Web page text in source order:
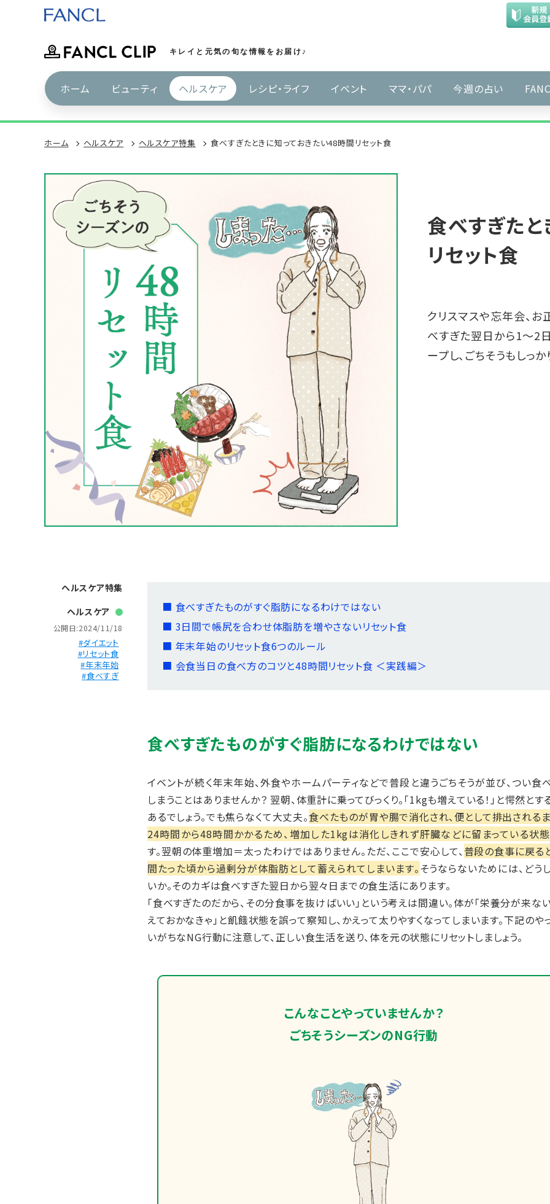
キレイと元気の旬な情報をお届け♪
ホーム ビューティ ヘルスケア レシピ・ライフ イベント ママ・パパ 今週の占い
ホーム ヘルスケア ヘルスケア特集 食べすぎたときに知っておきたい48時間リセット食
食べすぎた
リセット食
クリスマスや忘年会、
べすぎた翌日から1〜2
ープし、ごちそうもしっか
ヘルスケア特集
ヘルスケア
公開日:2024/11/18
#ダイエット
#リセット食
#年末年始
#食べすぎ
■ 食べすぎたものがすぐ脂肪になるわけではない
■ 3日間で帳尻を合わせ体脂肪を増やさないリセット食
■ 年末年始のリセット食6つのルール
■ 会食当日の食べ方のコツと48時間リセット食 ＜実践編＞
食べすぎたものがすぐ脂肪になるわけではない
イベントが続く年末年始、外食やホームパーティなどで普段と違うごちそうが並び、つい食
しまうことはありませんか？ 翌朝、体重計に乗ってびっくり。「1kgも増えている！」と愕然とす
あるでしょう。でも焦らなくて大丈夫。食べたものが胃や腸で消化され、便として排出される
24時間から48時間かかるため、増加した1kgは消化しきれず肝臓などに留まっている状態
す。翌朝の体重増加＝太ったわけではありません。ただ、ここで安心して、普段の食事に戻る
間たった頃から過剰分が体脂肪として蓄えられてしまいます。 そうならないためには、どう
いか。そのカギは食べすぎた翌日から翌々日までの食生活にあります。
「食べすぎたのだから、その分食事を抜けばいい」という考えは間違い。体が「栄養分が来な
えておかなきゃ」と飢餓状態を誤って察知し、かえって太りやすくなってしまいます。下記のや
いがちなNG行動に注意して、正しい食生活を送り、体を元の状態にリセットしましょう。
こんなことやっていませんか？
ごちそうシーズンのNG行動